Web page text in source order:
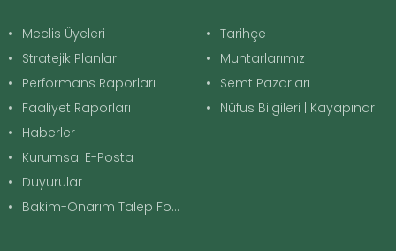
Meclis Üyeleri
Stratejik Planlar
Performans Raporları
Faaliyet Raporları
Haberler
Kurumsal E-Posta
Duyurular
Bakim-Onarım Talep Formu
Tarihçe
Muhtarlarımız
Semt Pazarları
Nüfus Bilgileri | Kayapınar